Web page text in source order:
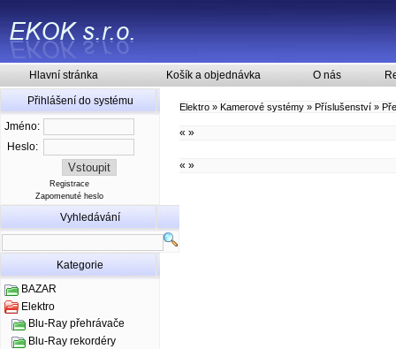
Hlavní stránka Košík a objednávka O nás
Přihlášení do systému
Jméno:
Heslo:
Registrace
Zapomenuté heslo
Vyhledávání
Kategorie
BAZAR
Elektro
Blu-Ray přehrávače
Blu-Ray rekordéry
Elektro » Kamerové systémy » Příslušenství »
« »
« »